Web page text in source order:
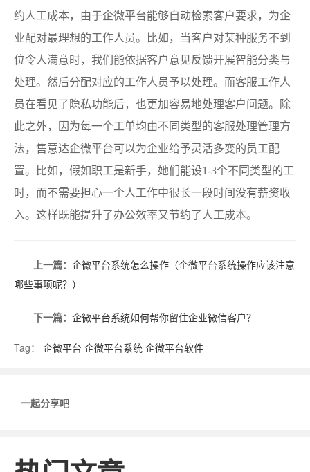
约人工成本，由于企微平台能够自动检索客户要求，为企
业配对最理想的工作人员。比如，当客户对某种服务不到
位令人满意时，我们能依据客户意见反馈开展智能分类与
处理。然后分配对应的工作人员予以处理。而客服工作人
员在看见了隐私功能后，也更加容易地处理客户问题。除
此之外，因为每一个工单均由不同类型的客服处理管理方
法，售意达企微平台可以为企业给予灵活多变的员工配
置。比如，假如职工是新手，她们能设1-3个不同类型的工
时，而不需要担心一个人工作中很长一段时间没有薪资收
入。这样既能提升了办公效率又节约了人工成本。
上一篇： 企微平台系统怎么操作（企微平台系统操作应该注意
哪些事项呢？）
下一篇： 企微平台系统如何帮你留住企业微信客户？
Tag： 企微平台 企微平台系统 企微平台软件
一起分享吧